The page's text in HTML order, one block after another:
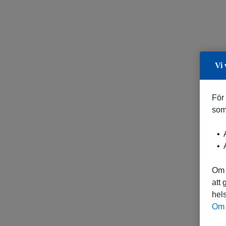
Vi
att